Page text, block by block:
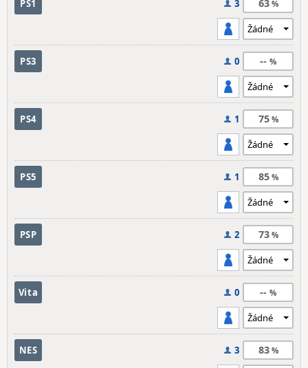
PS1 3 63
PS3 0 --
PS4 1 75
PS5 1 85
PSP 2 73
Vita 0 --
NES 3 83